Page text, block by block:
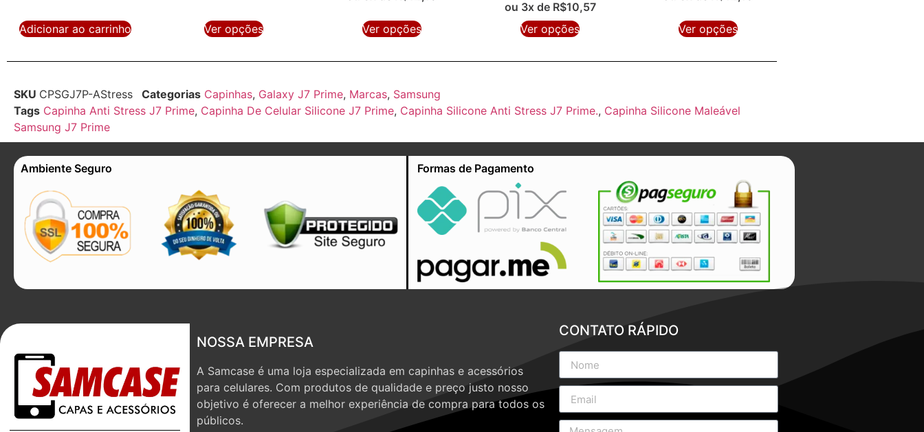
Adicionar ao carrinho Ver opções Ver opções
ou 3x de R$10,57
Ver opções
Ver opções
SKU CPSGJ7P-AStress Categorias Capinhas, Galaxy J7 Prime, Marcas, Samsung
Tags Capinha Anti Stress J7 Prime, Capinha De Celular Silicone J7 Prime, Capinha Silicone Anti Stress J7 Prime., Capinha Silicone Maleável
Samsung J7 Prime
Ambiente Seguro Formas de Pagamento
NOSSA EMPRESA
A Samcase é uma loja especializada em capinhas e acessórios
para celulares. Com produtos de qualidade e preço justo nosso
objetivo é oferecer a melhor experiência de compra para todos os
públicos.
CONTATO RÁPIDO